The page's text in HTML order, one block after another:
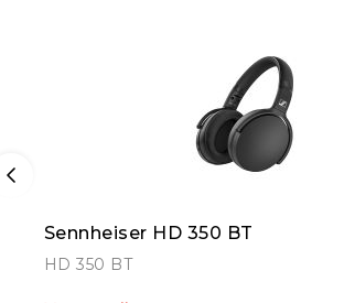
ЦАПи
та
підсилювачі
Док-
станції
комплектуючі
Sennheiser HD 350 BT
HD 350 BT